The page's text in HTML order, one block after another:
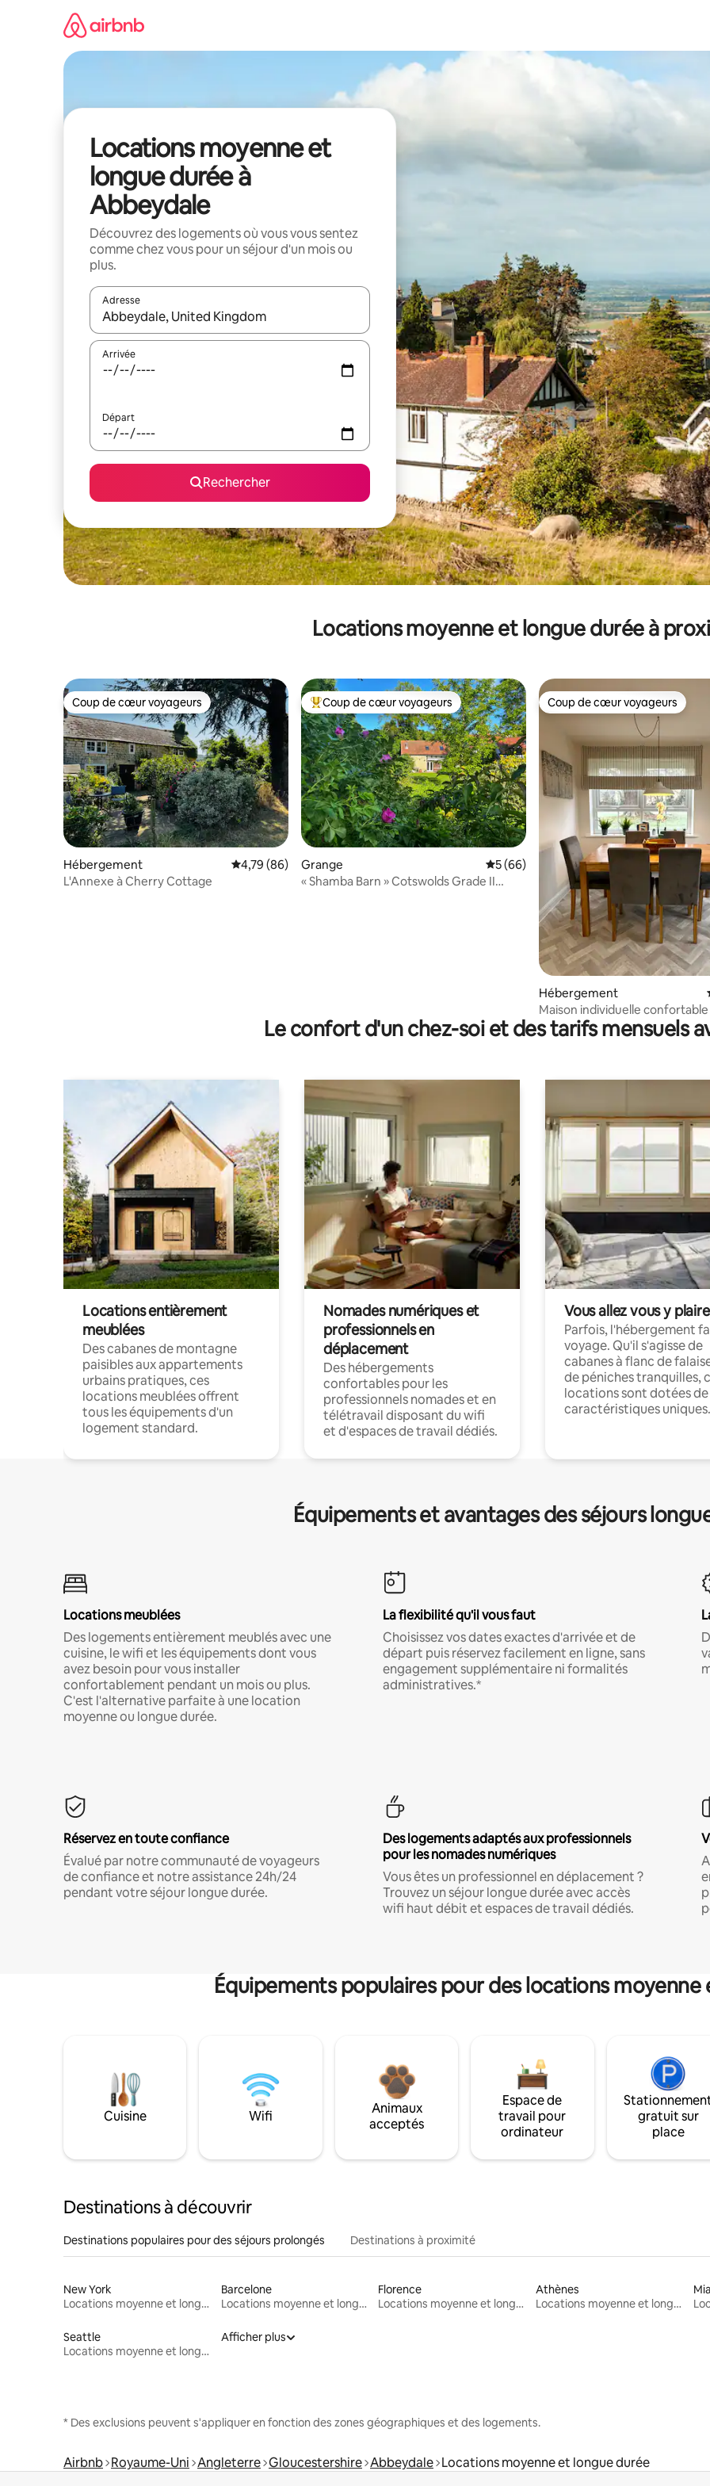
Locations moyenne et
longue durée à
Abbeydale
Découvrez des logements où vous vous sentez
comme chez vous pour un séjour d'un mois ou
plus.
Adresse
Lorsque les résultats s'affichent, utilisez les flèches vers le haut et vers le bas pour les parcourir ou en appuyant et en
Arrivée
Départ
Rechercher
Locations moyenne et longue durée à
Coup de cœur voyageurs
Coup de cœur voyageurs
Hébergement Évaluation moyenne sur la base de 86 commentaires : 4,79 sur 5
4,79 (86)
L'Annexe à Cherry Cottage
Coups de cœur voyageurs les plus appréciés
Coup de cœur voyageurs
Grange Évaluation moyenne sur la base de 66
5 (66)
« Shamba Barn » Cotswolds Grade II
Coup de cœur voyageurs
Coup de cœur voyageurs
Hébergement
Maison individuelle confortable
3 chambres
Le confort d'un chez-soi et des tarifs mensuels
Locations entièrement
meublées
Des cabanes de montagne
paisibles aux appartements
urbains pratiques, ces
locations meublées offrent
tous les équipements d'un
logement standard.
Nomades numériques et
professionnels en
déplacement
Des hébergements
confortables pour les
professionnels nomades et en
télétravail disposant du wifi
et d'espaces de travail dédiés.
Vous allez vous y plaire
Parfois, l'hébergement
voyage. Qu'il s'agisse de
cabanes à flanc de
de péniches tranquilles,
locations sont dotées de
caractéristiques uniques.
Équipements et avantages des séjours
Locations meublées
Des logements entièrement meublés avec une
cuisine, le wifi et les équipements dont vous
avez besoin pour vous installer
confortablement pendant un mois ou plus.
C'est l'alternative parfaite à une location
moyenne ou longue durée.
La flexibilité qu'il vous faut
Choisissez vos dates exactes d'arrivée et de
départ puis réservez facilement en ligne, sans
engagement supplémentaire ni formalités
administratives.*
Réservez en toute confiance
Évalué par notre communauté de voyageurs
de confiance et notre assistance 24h/24
pendant votre séjour longue durée.
Des logements adaptés aux professionnels
pour les nomades numériques
Vous êtes un professionnel en déplacement ?
Trouvez un séjour longue durée avec accès
wifi haut débit et espaces de travail dédiés.
Équipements populaires pour des locations
Cuisine Wifi
Animaux
acceptés
Espace de
travail pour
ordinateur
gratuit sur
place
Destinations à découvrir
Destinations populaires pour des séjours prolongés Destinations à proximité
New York
Locations moyenne et longue durée
Barcelone
Locations moyenne et longue durée
Florence
Locations moyenne et longue durée
Athènes
Locations moyenne et longue durée
Seattle
Locations moyenne et longue durée
Afficher plus
* Des exclusions peuvent s'appliquer en fonction des zones géographiques et des logements.
Airbnb Royaume-Uni Angleterre Gloucestershire Abbeydale Locations moyenne et longue durée